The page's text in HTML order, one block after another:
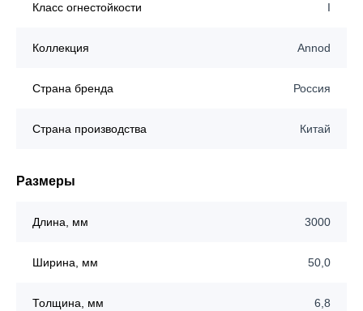
Класс огнестойкости I
Коллекция Annod
Страна бренда Россия
Страна производства Китай
Размеры
Длина, мм 3000
Ширина, мм 50,0
Толщина, мм 6,8